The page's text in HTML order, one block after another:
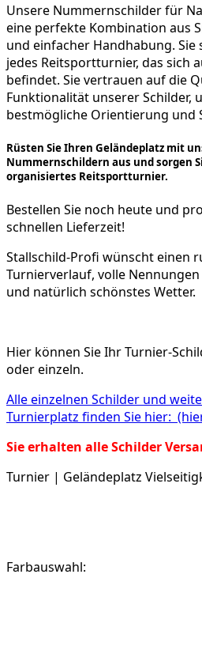
Unsere Nummernschilder für
eine perfekte Kombination aus
und einfacher Handhabung.
jedes Reitsportturnier, das sich
befindet. Sie vertrauen auf die
Funktionalität unserer Schilder,
bestmögliche Orientierung und
Rüsten Sie Ihren Geländeplatz mit
Nummernschildern aus und sorgen
organisiertes Reitsportturnier.
Bestellen Sie noch heute und
schnellen Lieferzeit!
Stallschild-Profi wünscht einen
Turnierverlauf, volle
und natürlich schönstes Wetter.
Hier können Sie Ihr Turnier-
oder einzeln.
Alle einzelnen Schilder und
Turnierplatz finden Sie hier:
Sie erhalten alle Schilder
Turnier | Geländeplatz
Farbauswahl: